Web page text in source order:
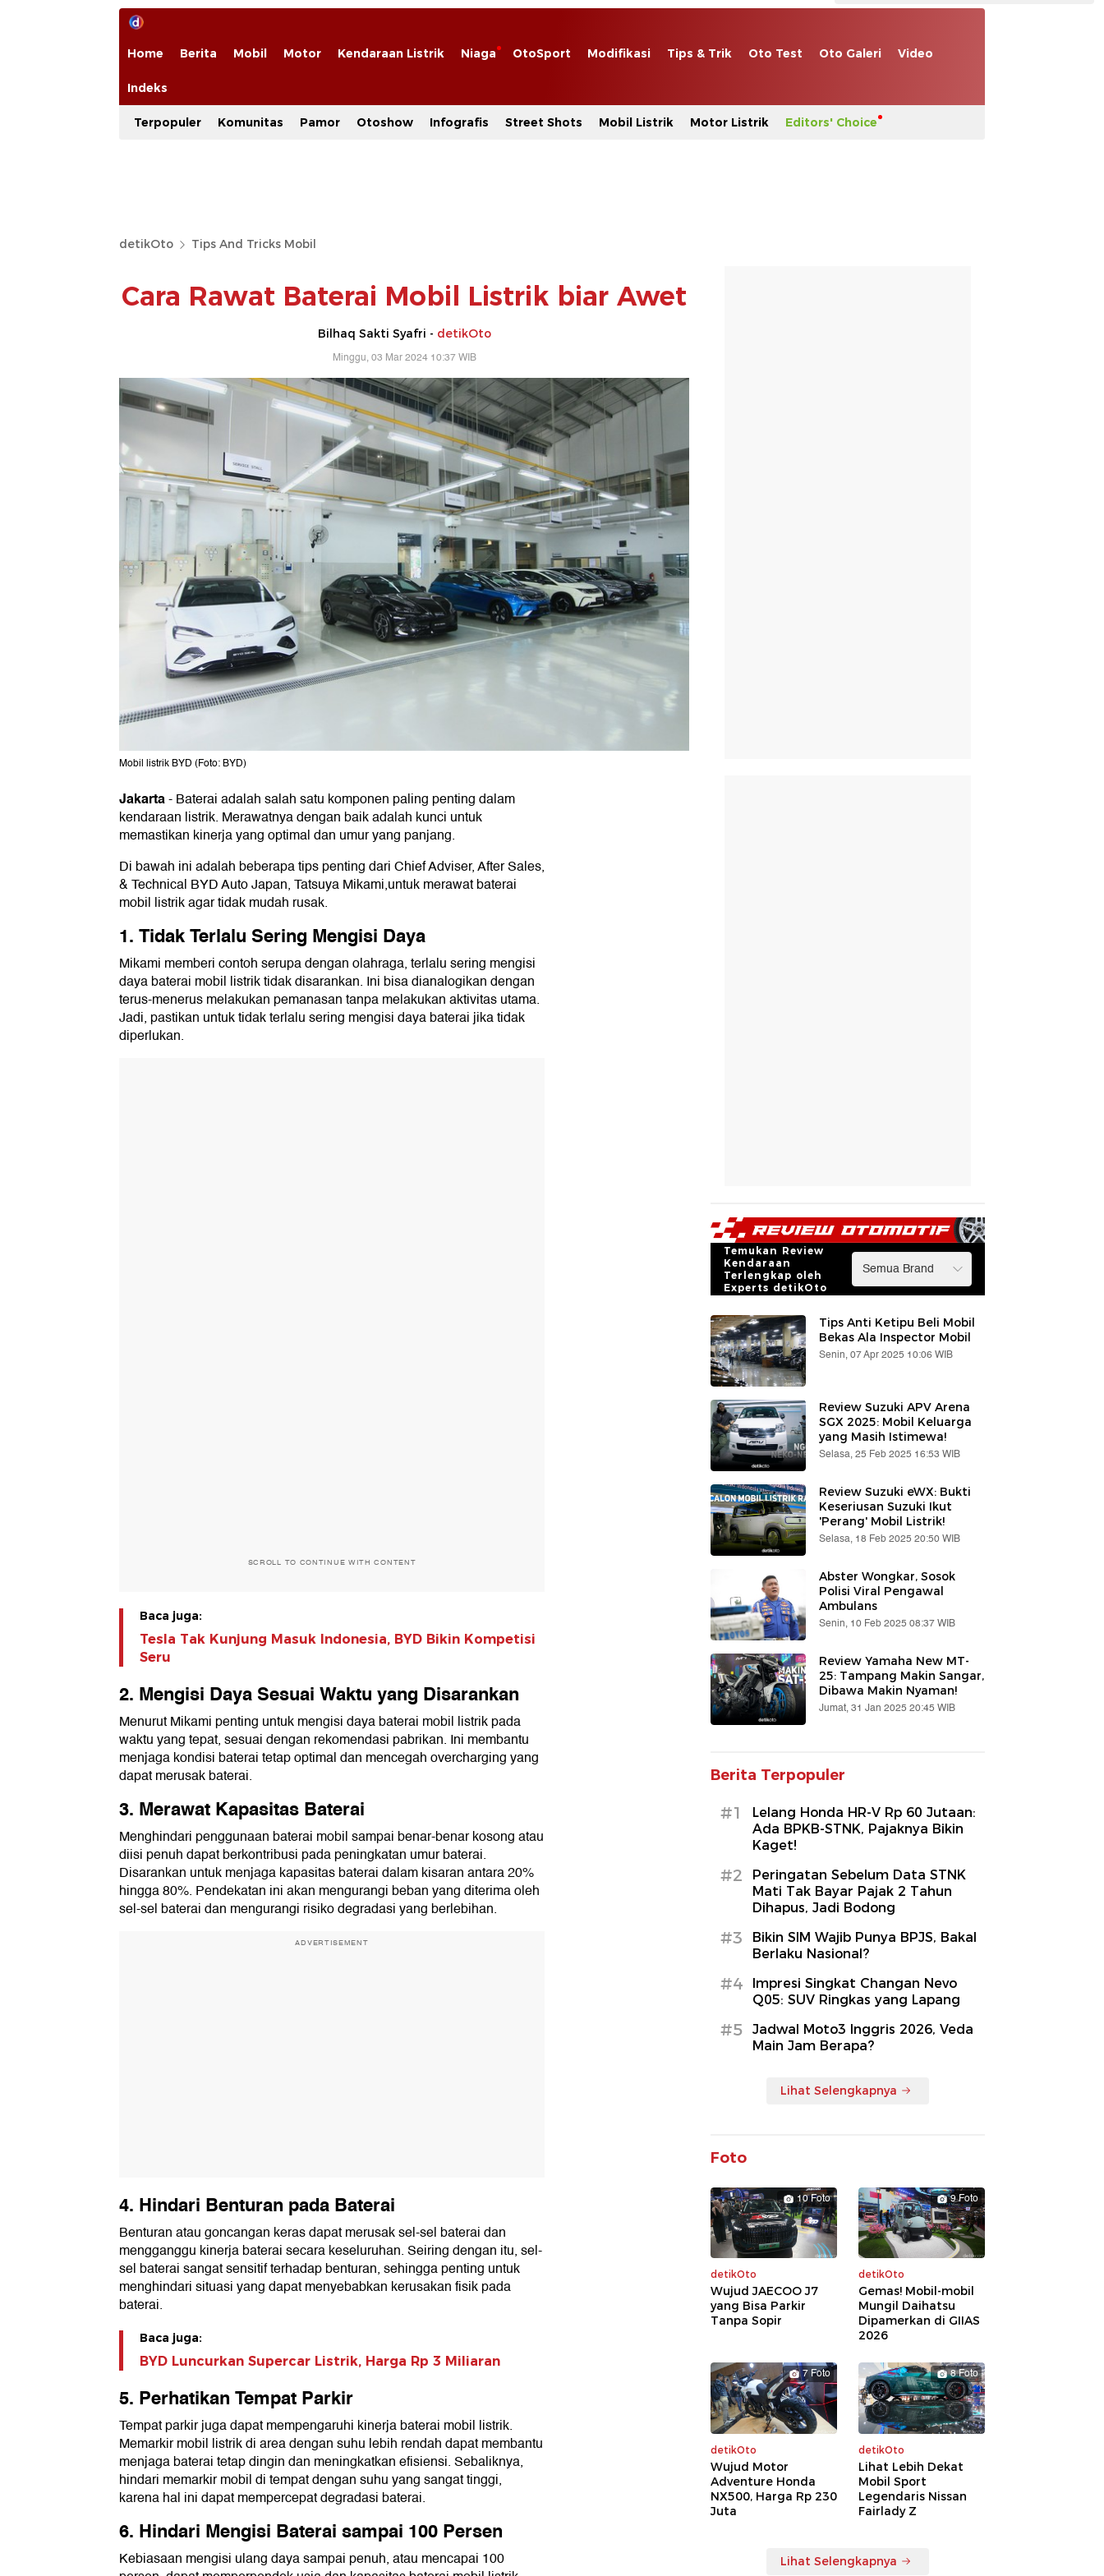
Home Berita Mobil Motor Kendaraan Listrik Niaga OtoSport Modifikasi Tips & Trik Oto Test Oto Galeri Video
Indeks
Terpopuler Komunitas Pamor Otoshow Infografis Street Shots Mobil Listrik Motor Listrik Editors' Choice
detikOto Tips And Tricks Mobil
Cara Rawat Baterai Mobil Listrik biar Awet
Bilhaq Sakti Syafri - detikOto
Minggu, 03 Mar 2024 10:37 WIB
Mobil listrik BYD (Foto: BYD)
Jakarta-Baterai adalah salah satu komponen paling penting dalam
kendaraan listrik. Merawatnya dengan baik adalah kunci untuk
memastikan kinerja yang optimal dan umur yang panjang.
Di bawah ini adalah beberapa tips penting dari Chief Adviser, After Sales,
& Technical BYD Auto Japan, Tatsuya Mikami,untuk merawat baterai
mobil listrik agar tidak mudah rusak.
1. Tidak Terlalu Sering Mengisi Daya
Mikami memberi contoh serupa dengan olahraga, terlalu sering mengisi
daya baterai mobil listrik tidak disarankan. Ini bisa dianalogikan dengan
terus-menerus melakukan pemanasan tanpa melakukan aktivitas utama.
Jadi, pastikan untuk tidak terlalu sering mengisi daya baterai jika tidak
diperlukan.
SCROLL TO CONTINUE WITH CONTENT
Baca juga:
Tesla Tak Kunjung Masuk Indonesia, BYD Bikin Kompetisi
Seru
2. Mengisi Daya Sesuai Waktu yang Disarankan
Menurut Mikami penting untuk mengisi daya baterai mobil listrik pada
waktu yang tepat, sesuai dengan rekomendasi pabrikan. Ini membantu
menjaga kondisi baterai tetap optimal dan mencegah overcharging yang
dapat merusak baterai.
3. Merawat Kapasitas Baterai
Menghindari penggunaan baterai mobil sampai benar-benar kosong atau
diisi penuh dapat berkontribusi pada peningkatan umur baterai.
Disarankan untuk menjaga kapasitas baterai dalam kisaran antara 20%
hingga 80%. Pendekatan ini akan mengurangi beban yang diterima oleh
sel-sel baterai dan mengurangi risiko degradasi yang berlebihan.
ADVERTISEMENT
4. Hindari Benturan pada Baterai
Benturan atau goncangan keras dapat merusak sel-sel baterai dan
mengganggu kinerja baterai secara keseluruhan. Seiring dengan itu, sel-
sel baterai sangat sensitif terhadap benturan, sehingga penting untuk
menghindari situasi yang dapat menyebabkan kerusakan fisik pada
baterai.
Baca juga:
BYD Luncurkan Supercar Listrik, Harga Rp 3 Miliaran
5. Perhatikan Tempat Parkir
Tempat parkir juga dapat mempengaruhi kinerja baterai mobil listrik.
Memarkir mobil listrik di area dengan suhu lebih rendah dapat membantu
menjaga baterai tetap dingin dan meningkatkan efisiensi. Sebaliknya,
hindari memarkir mobil di tempat dengan suhu yang sangat tinggi,
karena hal ini dapat mempercepat degradasi baterai.
6. Hindari Mengisi Baterai sampai 100 Persen
Kebiasaan mengisi ulang daya sampai penuh, atau mencapai 100
Temukan Review
Kendaraan
Terlengkap oleh
Experts detikOto
Tips Anti Ketipu Beli Mobil
Bekas Ala Inspector Mobil
Senin, 07 Apr 2025 10:06 WIB
Review Suzuki APV Arena
SGX 2025: Mobil Keluarga
yang Masih Istimewa!
Selasa, 25 Feb 2025 16:53 WIB
Review Suzuki eWX: Bukti
Keseriusan Suzuki Ikut
'Perang' Mobil Listrik!
Selasa, 18 Feb 2025 20:50 WIB
Abster Wongkar, Sosok
Polisi Viral Pengawal
Ambulans
Senin, 10 Feb 2025 08:37 WIB
Review Yamaha New MT-
25: Tampang Makin Sangar,
Dibawa Makin Nyaman!
Jumat, 31 Jan 2025 20:45 WIB
Berita Terpopuler
#1
Lelang Honda HR-V Rp 60 Jutaan:
Ada BPKB-STNK, Pajaknya Bikin
Kaget!
#2
Peringatan Sebelum Data STNK
Mati Tak Bayar Pajak 2 Tahun
Dihapus, Jadi Bodong
#3
Bikin SIM Wajib Punya BPJS, Bakal
Berlaku Nasional?
#4
Impresi Singkat Changan Nevo
Q05: SUV Ringkas yang Lapang
#5
Jadwal Moto3 Inggris 2026, Veda
Main Jam Berapa?
Lihat Selengkapnya
Foto
10 Foto
detikOto
Wujud JAECOO J7
yang Bisa Parkir
Tanpa Sopir
9 Foto
detikOto
Gemas! Mobil-mobil
Mungil Daihatsu
Dipamerkan di GIIAS
2026
7 Foto
detikOto
Wujud Motor
Adventure Honda
NX500, Harga Rp 230
Juta
8 Foto
detikOto
Lihat Lebih Dekat
Mobil Sport
Legendaris Nissan
Fairlady Z
Lihat Selengkapnya